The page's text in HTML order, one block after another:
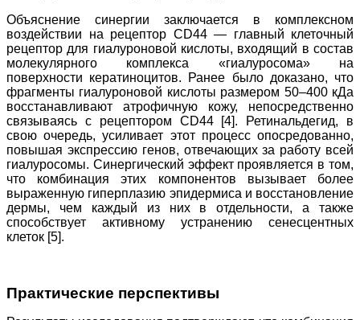
Объяснение синергии заключается в комплексном
воздействии на рецептор CD44 — главный клеточный
рецептор для гиалуроновой кислоты, входящий в состав
молекулярного комплекса «гиалуросома» на
поверхности кератиноцитов. Ранее было доказано, что
фрагменты гиалуроновой кислоты размером 50–400 кДа
восстанавливают атрофичную кожу, непосредственно
связываясь с рецептором CD44 [4]. Ретинальдегид, в
свою очередь, усиливает этот процесс опосредованно,
повышая экспрессию генов, отвечающих за работу всей
гиалуросомы. Синергический эффект проявляется в том,
что комбинация этих компонентов вызывает более
выраженную гиперплазию эпидермиса и восстановление
дермы, чем каждый из них в отдельности, а также
способствует активному устранению сенесцентных
клеток [5].
Практические перспективы